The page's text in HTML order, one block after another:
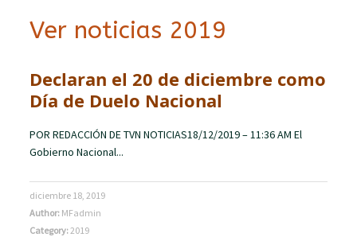
Ver noticias 2019
Declaran el 20 de diciembre como
Día de Duelo Nacional
POR REDACCIÓN DE TVN NOTICIAS18/12/2019 – 11:36 AM El
Gobierno Nacional...
diciembre 18, 2019
Author: MFadmin
Category:2019